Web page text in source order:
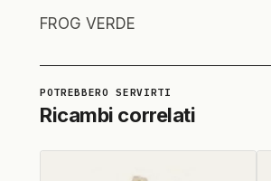
FROG VERDE
Ricambi correlati